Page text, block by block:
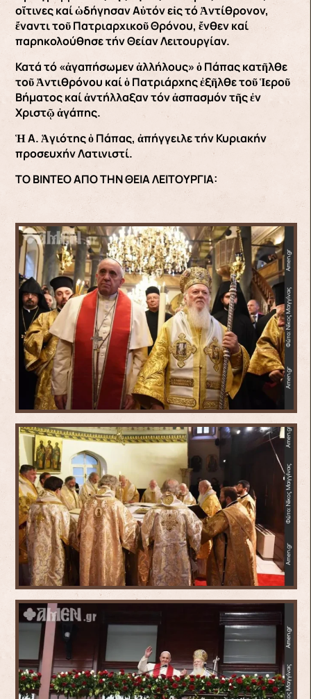
οἵτινες καί ὡδήγησαν Αὐτόν εἰς τό Ἀντίθρονον,
ἔναντι τοῦ Πατριαρχικοῦ Θρόνου, ἔνθεν καί
παρηκολούθησε τήν Θείαν Λειτουργίαν.
Κατά τό «ἀγαπήσωμεν ἀλλήλους» ὁ Πάπας κατῆλθε
τοῦ Ἀντιθρόνου καί ὁ Πατριάρχης ἐξῆλθε τοῦ Ἱεροῦ
Βήματος καί ἀντήλλαξαν τόν ἀσπασμόν τῆς ἐν
Χριστῷ ἀγάπης.
Ἡ Α. Ἁγιότης ὁ Πάπας, ἀπήγγειλε τήν Κυριακήν
προσευχήν Λατινιστί.
ΤΟ ΒΙΝΤΕΟ ΑΠΟ ΤΗΝ ΘΕΙΑ ΛΕΙΤΟΥΡΓΙΑ: